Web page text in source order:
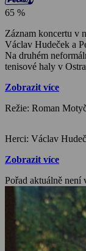
65 %
Záznam koncertu v
Václav Hudeček a
Na druhém
tenisové haly v
Mnozí z nich již
divákům sportovní
Zobrazit více
Režie: Roman
Zobrazit více
Pořad aktuálně není